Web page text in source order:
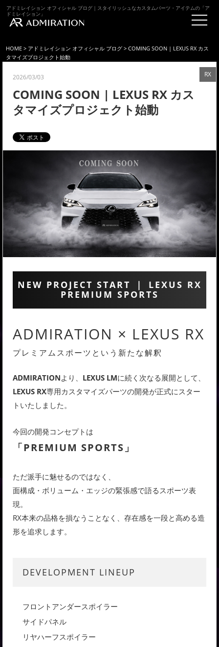
アドミレイション オフィシャル ブログ｜スタイリッシュなカスタムパーツ・アイテムの「ア
ドミレイション」
HOME > アドミレイション オフィシャル ブログ > COMING SOON | LEXUS RX カス
タマイズプロジェクト始動
RX
2026/03/03
COMING SOON | LEXUS RX カス
タマイズプロジェクト始動
NEW PROJECT START ｜ LEXUS RX
PREMIUM SPORTS
ADMIRATION × LEXUS RX
プレミアムスポーツという新たな解釈
ADMIRATIONより、 LEXUS LMに続く次なる展開として、
LEXUS RX専用カスタマイズパーツの開発が正式にスター
トいたしました。
今回の開発コンセプトは
「PREMIUM SPORTS」
ただ派手に魅せるのではなく、
面構成・ボリューム・エッジの緊張感で語るスポーツ表
現。
RX本来の品格を損なうことなく、存在感を一段と高める造
形を追求します。
DEVELOPMENT LINEUP
フロントアンダースポイラー
サイドパネル
リヤハーフスポイラー